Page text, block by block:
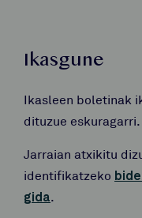
Ikasgune
Ikasleen boletinak
dituzue eskuragarri.
Jarraian atxikitu
identifikatzeko
gida.